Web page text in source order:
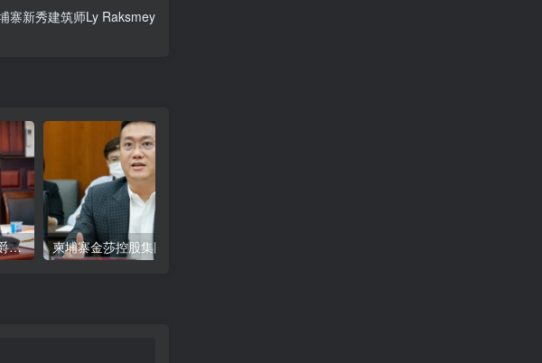
寨新秀建筑师Ly Raksmey
柬埔寨太子集团主席陈志勋爵的另外一个身份，同等部级 柬埔寨金莎控股集团主席刘阳